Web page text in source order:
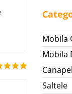
Mobila
Mobila
Saltele